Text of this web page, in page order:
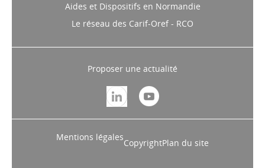
Aides et Dispositifs en Normandie
Le réseau des Carif-Oref - RCO
Proposer une actualité
Mentions légales
CopyrightPlan du site